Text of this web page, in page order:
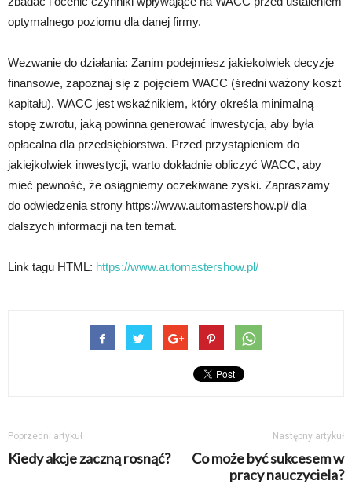
optymalnego poziomu dla danej firmy.
Wezwanie do działania: Zanim podejmiesz jakiekolwiek decyzje
finansowe, zapoznaj się z pojęciem WACC (średni ważony koszt
kapitału). WACC jest wskaźnikiem, który określa minimalną
stopę zwrotu, jaką powinna generować inwestycja, aby była
opłacalna dla przedsiębiorstwa. Przed przystąpieniem do
jakiejkolwiek inwestycji, warto dokładnie obliczyć WACC, aby
mieć pewność, że osiągniemy oczekiwane zyski. Zapraszamy
do odwiedzenia strony https://www.automastershow.pl/ dla
dalszych informacji na ten temat.
Link tagu HTML: https://www.automastershow.pl/
Poprzedni artykuł
Kiedy akcje zaczną rosnąć?
Następny artykuł
Co może być sukcesem w
pracy nauczyciela?